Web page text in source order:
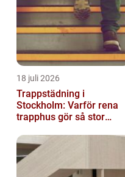
18 juli 2026
Trappstädning i
Stockholm: Varför rena
trapphus gör så stor